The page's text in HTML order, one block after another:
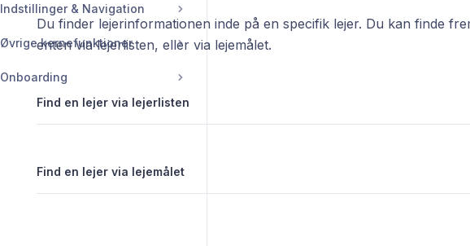
Indstillinger & Navigation
Øvrige kernefunktioner
Onboarding
Du finder lejerinformationen inde på en specifik lejer. Du kan finde
enten via lejerlisten, eller via lejemålet.
Find en lejer via lejerlisten
Find en lejer via lejemålet